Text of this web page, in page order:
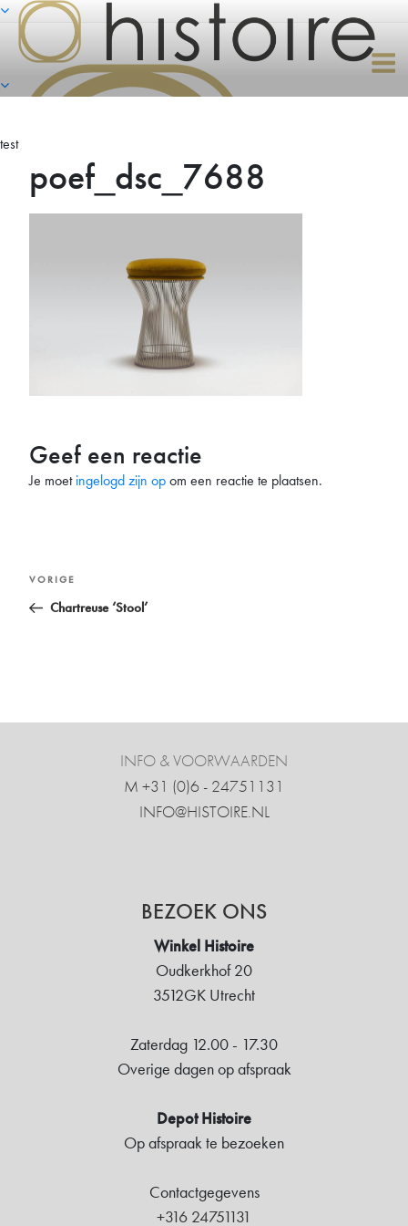
Naar
inhoud
springen
test
poef_dsc_7688
Geef een reactie
Je moetingelogd zijn opom een reactie te plaatsen.
Bericht
navigatie
Vorig
bericht
VORIGE
Chartreuse ‘Stool’
INFO & VOORWAARDEN
M +31 ‍(0)6 - 24751131
INFO@HISTOIRE.NL
BEZOEK ONS
Winkel Histoire
Oudkerkhof 20
3512GK Utrecht
Zaterdag 12.00 - 17.30
Overige dagen op afspraak
Depot Histoire
Op afspraak te bezoeken
Contactgegevens
+316 24751131